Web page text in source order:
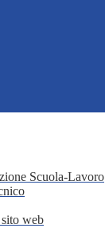
Scuola-Lavoro
web